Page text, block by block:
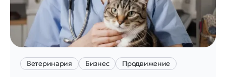
Ветеринария Бизнес Продвижение